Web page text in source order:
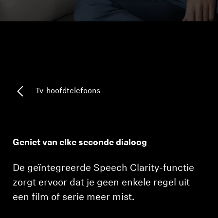
Soundbars
Tv-hoofdtelefoons
Geniet van elke seconde dialoog
De geïntegreerde Speech Clarity-functie
zorgt ervoor dat je geen enkele regel uit
een film of serie meer mist.